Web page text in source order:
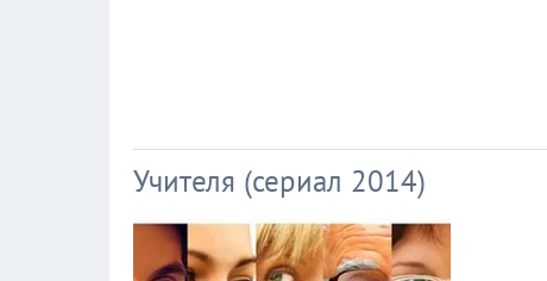
Учителя (сериал 2014)